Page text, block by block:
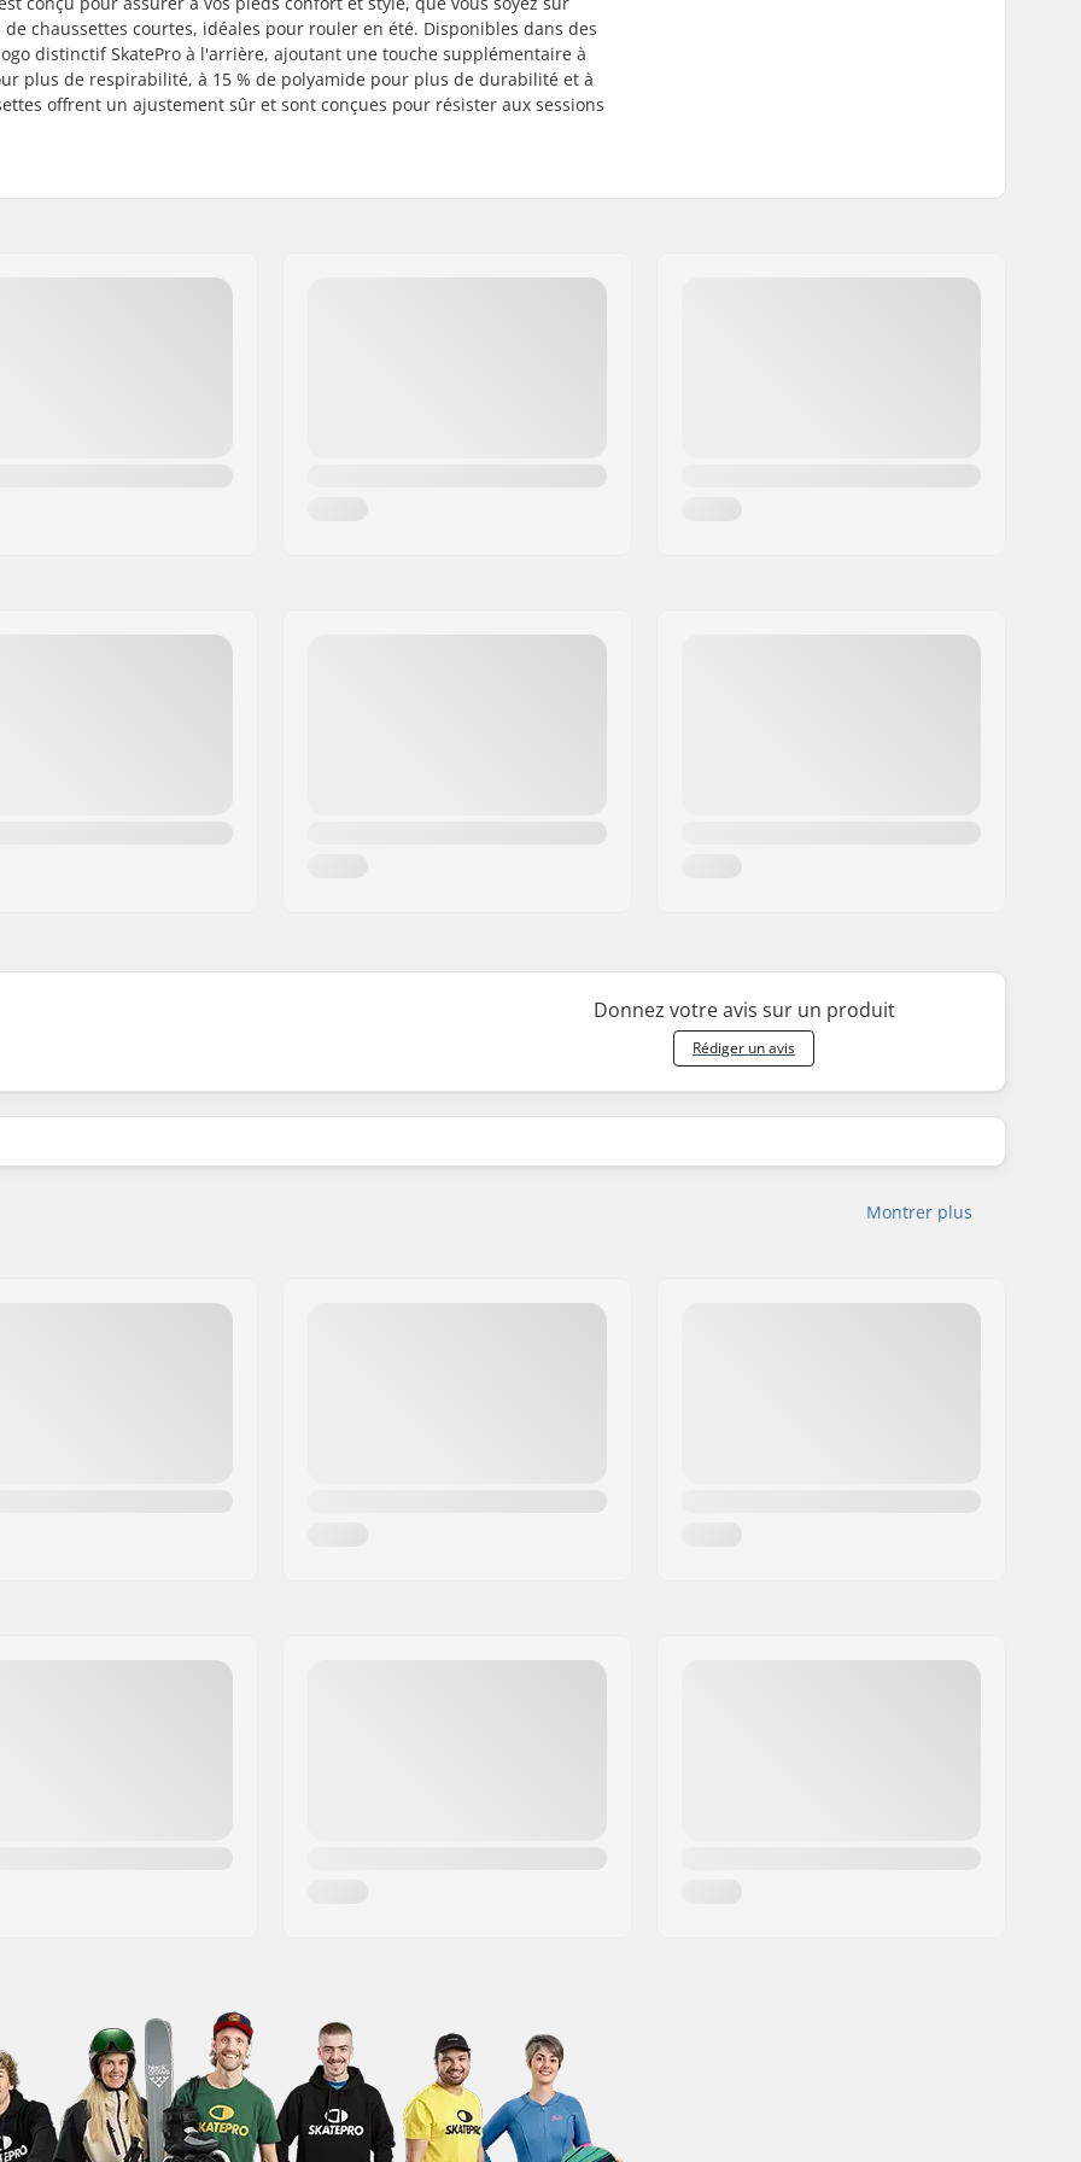
chaussettes courtes, idéales pour rouler en été. Disponibles dans des
distinctif SkatePro à l'arrière, ajoutant une touche supplémentaire à
plus de respirabilité, à 15 % de polyamide pour plus de durabilité et à
offrent un ajustement sûr et sont conçues pour résister aux sessions
Donnez votre avis sur un produit
Rédiger un avis
Montrer plus